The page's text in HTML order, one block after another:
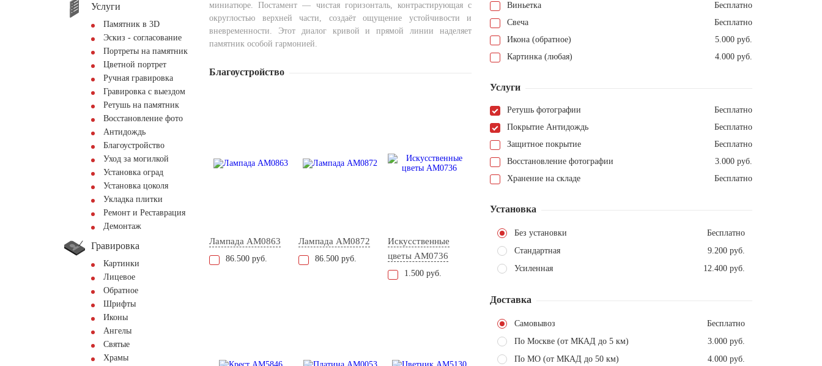
Услуги
Памятник в 3D
Эскиз - согласование
Портреты на памятник
Цветной портрет
Ручная гравировка
Гравировка с выездом
Ретушь на памятник
Восстановление фото
Антидождь
Благоустройство
Уход за могилкой
Установка оград
Установка цоколя
Укладка плитки
Ремонт и Реставрация
Демонтаж
Гравировка
Картинки
Лицевое
Обратное
Шрифты
Иконы
Ангелы
Святые
Храмы
миниатюре. Постамент — чистая горизонталь, контрастирующая с
округлостью верхней части, создаёт ощущение устойчивости и
вневременности. Этот диалог кривой и прямой линии наделяет
памятник особой гармонией.
Благоустройство
Лампада AM0863
86.500 руб.
Лампада AM0872
86.500 руб.
Искусственные
цветы AM0736
1.500 руб.
Виньетка
Бесплатно
Свеча
Бесплатно
Икона (обратное)
5.000 руб.
Картинка (любая)
4.000 руб.
Услуги
Ретушь фотографии
Бесплатно
Покрытие Антидождь
Бесплатно
Защитное покрытие
Бесплатно
Восстановление фотографии
3.000 руб.
Хранение на складе
Бесплатно
Установка
Без установки
Бесплатно
Стандартная
9.200 руб.
Усиленная
12.400 руб.
Доставка
Самовывоз
Бесплатно
По Москве (от МКАД до 5 км)
3.000 руб.
По МО (от МКАД до 50 км)
4.000 руб.